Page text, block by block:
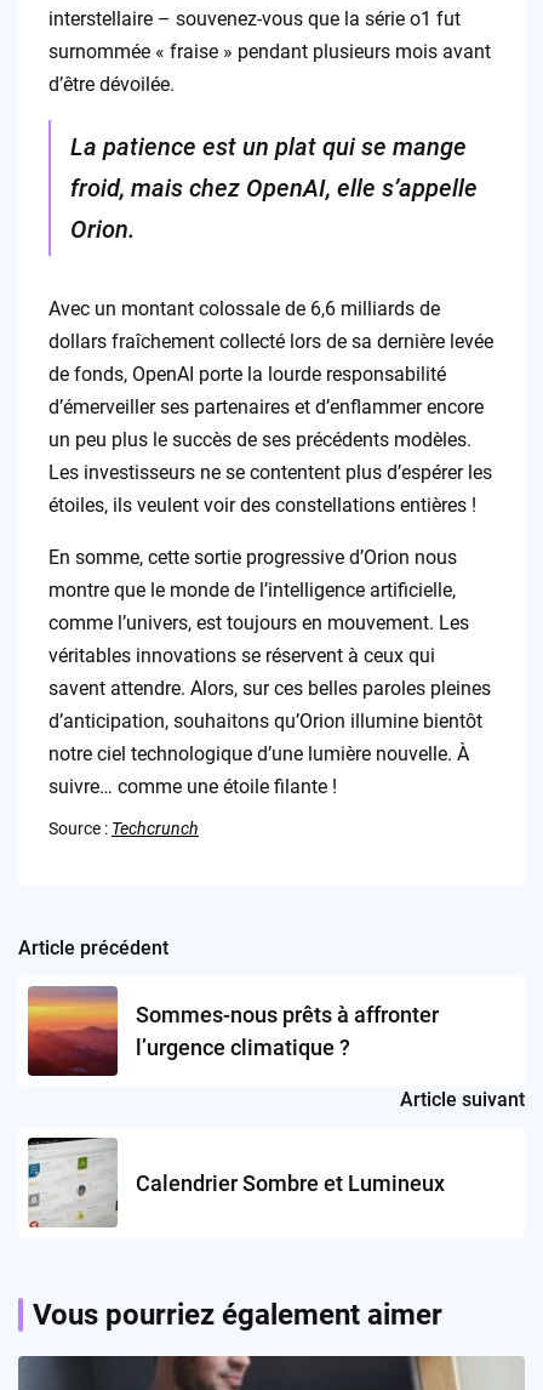
interstellaire – souvenez-vous que la série o1 fut
surnommée « fraise » pendant plusieurs mois avant
d’être dévoilée.
La patience est un plat qui se mange
froid, mais chez OpenAI, elle s’appelle
Orion.
Avec un montant colossale de 6,6 milliards de
dollars fraîchement collecté lors de sa dernière levée
de fonds, OpenAI porte la lourde responsabilité
d’émerveiller ses partenaires et d’enflammer encore
un peu plus le succès de ses précédents modèles.
Les investisseurs ne se contentent plus d’espérer les
étoiles, ils veulent voir des constellations entières !
En somme, cette sortie progressive d’Orion nous
montre que le monde de l’intelligence artificielle,
comme l’univers, est toujours en mouvement. Les
véritables innovations se réservent à ceux qui
savent attendre. Alors, sur ces belles paroles pleines
d’anticipation, souhaitons qu’Orion illumine bientôt
notre ciel technologique d’une lumière nouvelle. À
suivre… comme une étoile filante !
Source : Techcrunch
Post
navigation
Article précédent
Sommes-nous prêts à affronter
l’urgence climatique ?
Article suivant
Calendrier Sombre et Lumineux
Vous pourriez également aimer